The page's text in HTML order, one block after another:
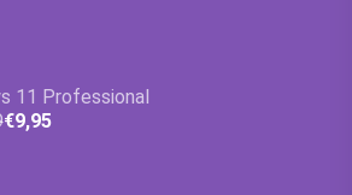
11 Professional
€9,95